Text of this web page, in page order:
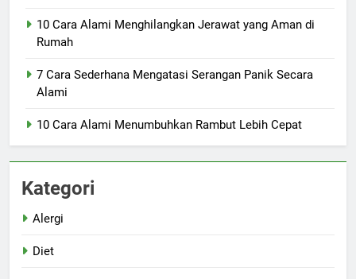
10 Cara Alami Menghilangkan Jerawat yang Aman di
Rumah
7 Cara Sederhana Mengatasi Serangan Panik Secara
Alami
10 Cara Alami Menumbuhkan Rambut Lebih Cepat
Kategori
Alergi
Diet